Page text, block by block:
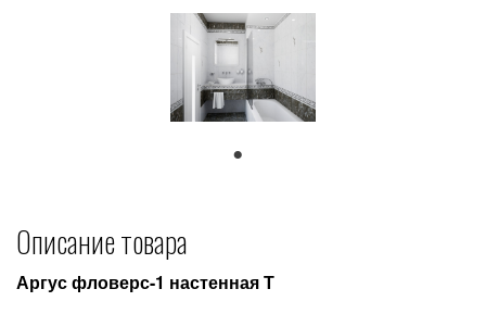
Описание товара
Аргус фловерс-1 настенная Т